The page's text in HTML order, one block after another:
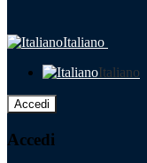
Italiano
Italiano
Accedi
Accedi